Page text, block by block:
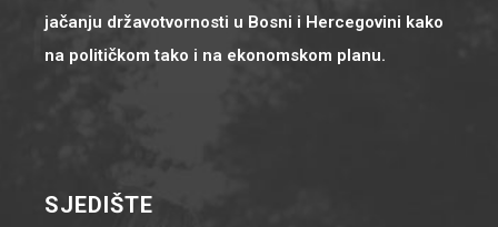
jačanju državotvornosti u Bosni i Hercegovini kako
na političkom tako i na ekonomskom planu.
SJEDIŠTE